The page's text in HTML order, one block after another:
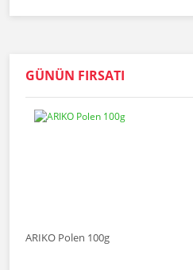
GÜNÜN FIRSATI
ARIKO Polen 100g